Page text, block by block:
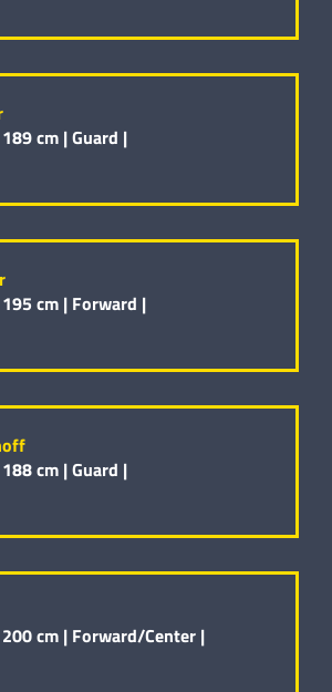
189 cm |Guard |
195 cm | Forward |
188 cm |Guard |
200 cm | Forward/Center |